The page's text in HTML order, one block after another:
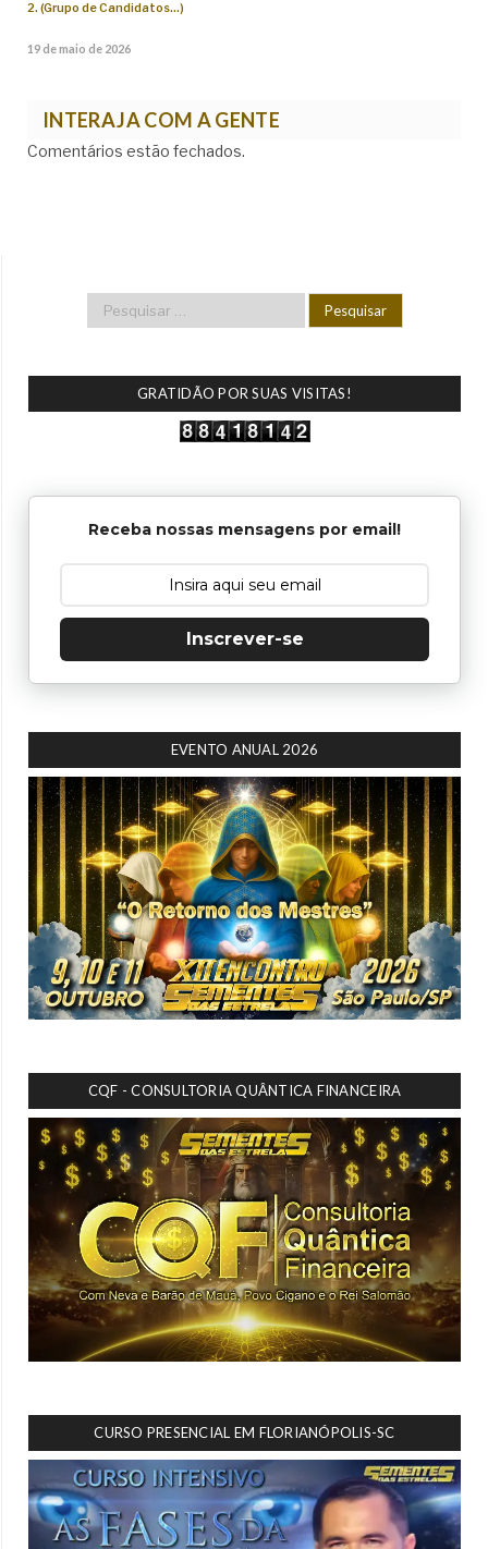
2. (Grupo de Candidatos…)
19 de maio de 2026
INTERAJA COM A GENTE
Comentários estão fechados.
GRATIDÃO POR SUAS VISITAS!
Receba nossas mensagens por email!
Inscrever-se
EVENTO ANUAL 2026
CQF - CONSULTORIA QUÂNTICA FINANCEIRA
CURSO PRESENCIAL EM FLORIANÓPOLIS-SC